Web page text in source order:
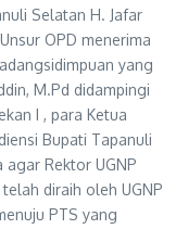
Selatan H. Jafar
OPD menerima
yang
M.Pd didampingi
I , para Ketua
Bupati Tapanuli
agar Rektor UGNP
diraih oleh UGNP
PTS yang